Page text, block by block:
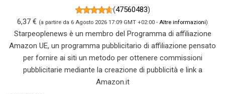
(47560483)
6,37 € (a partire da 6 Agosto 2026 17:09 GMT +02:00 - Altre informazioni)
Starpeoplenews è un membro del Programma di affiliazione
Amazon UE, un programma pubblicitario di affiliazione pensato
per fornire ai siti un metodo per ottenere commissioni
pubblicitarie mediante la creazione di pubblicità e link a
Amazon.it